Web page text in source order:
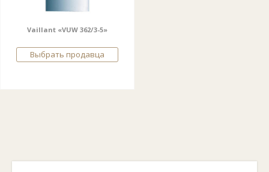
Vaillant «VUW 362/3-5»
Выбрать продавца